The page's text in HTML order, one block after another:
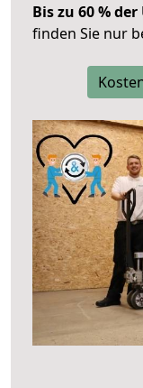
Bis zu 60 %
finden Sie nur